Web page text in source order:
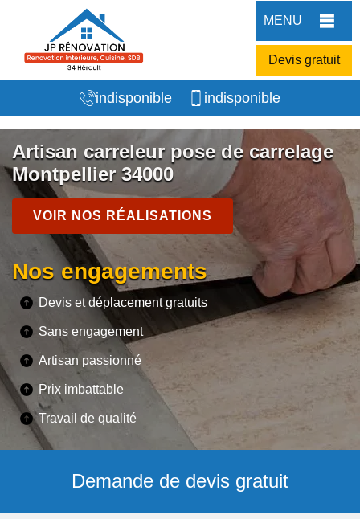
MENU
Devis gratuit
indisponible indisponible
Artisan carreleur pose de carrelage
Montpellier 34000
VOIR NOS RÉALISATIONS
Nos engagements
Devis et déplacement gratuits
Sans engagement
Artisan passionné
Prix imbattable
Travail de qualité
Demande de devis gratuit